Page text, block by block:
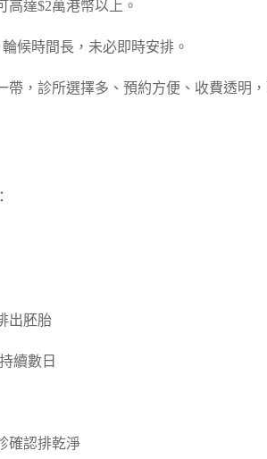
達$2萬港幣以上。
候時間長，未必即時安排。
，診所選擇多、預約方便、收費透明
出胚胎
續數日
確認排乾淨